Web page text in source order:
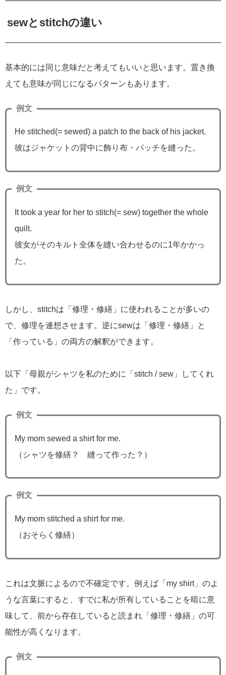
sewとstitchの違い
基本的には同じ意味だと考えてもいいと思います。置き換
えても意味が同じになるパターンもあります。
例文
He stitched(= sewed) a patch to the back of his jacket.
彼はジャケットの背中に飾り布・パッチを縫った。
例文
It took a year for her to stitch(= sew) together the whole
quilt.
彼女がそのキルト全体を縫い合わせるのに1年かかっ
た。
しかし、stitchは「修理・修繕」に使われることが多いの
で、修理を連想させます。逆にsewは「修理・修繕」と
「作っている」の両方の解釈ができます。
以下「母親がシャツを私のために「stitch / sew」してくれ
た」です。
例文
My mom sewed a shirt for me.
（シャツを修繕？ 縫って作った？）
例文
My mom stitched a shirt for me.
（おそらく修繕）
これは文脈によるので不確定です。例えば「my shirt」のよ
うな言葉にすると、すでに私が所有していることを暗に意
味して、前から存在していると読まれ「修理・修繕」の可
能性が高くなります。
例文